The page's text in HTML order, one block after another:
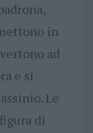
in
ad
e si
Le
di